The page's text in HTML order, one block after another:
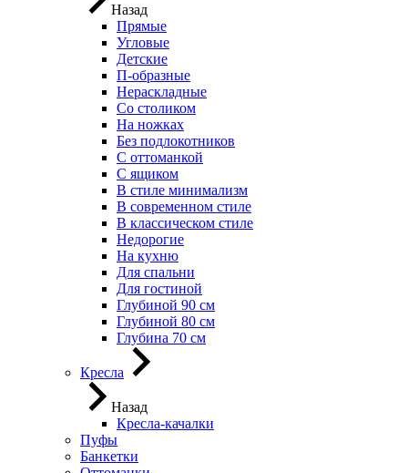
Назад
Прямые
Угловые
Детские
П-образные
Нераскладные
Со столиком
На ножках
Без подлокотников
С оттоманкой
С ящиком
В стиле минимализм
В современном стиле
В классическом стиле
Недорогие
На кухню
Для спальни
Для гостиной
Глубиной 90 см
Глубиной 80 см
Глубина 70 см
Кресла
Назад
Кресла-качалки
Пуфы
Банкетки